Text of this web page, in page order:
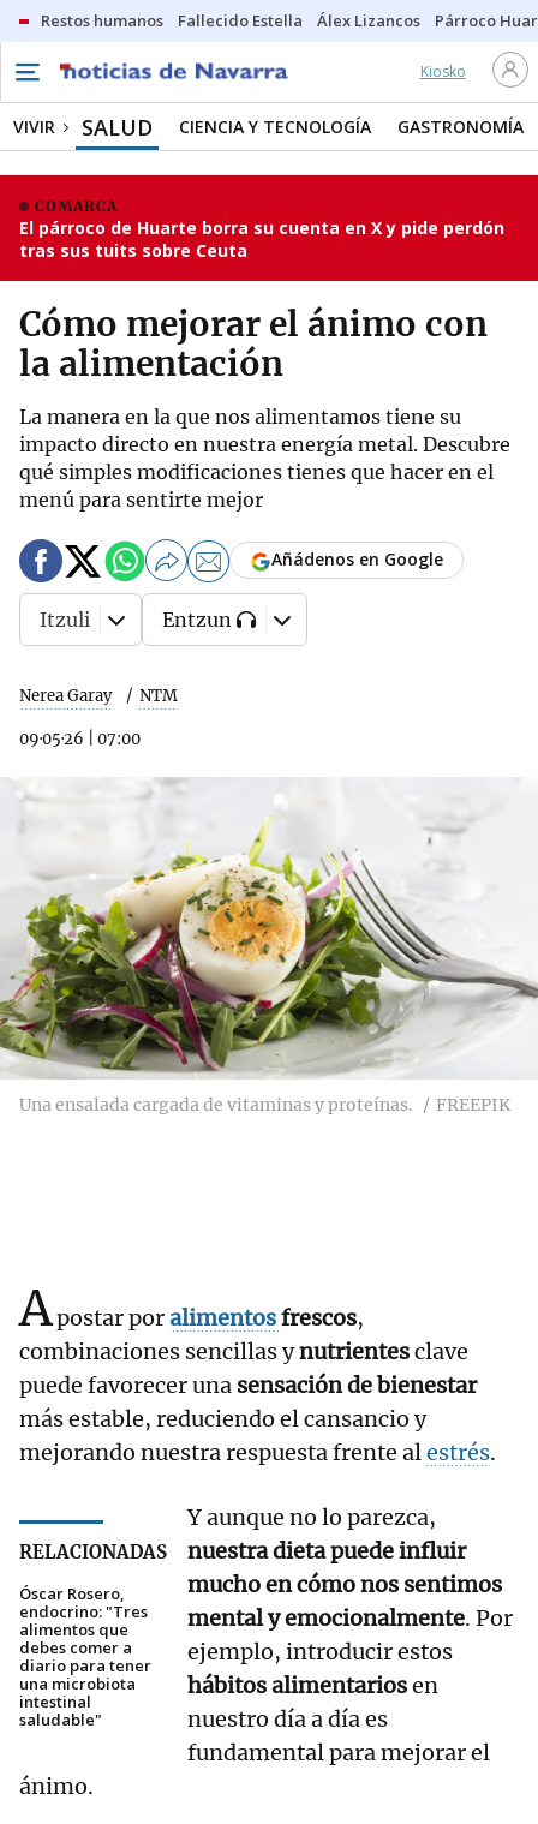
Restos humanos Fallecido Estella Álex Lizancos Párroco
Kiosko
VIVIR SALUD CIENCIA Y TECNOLOGÍA GASTRONOMÍA
COMARCA
El párroco de Huarte borra su cuenta en X y pide perdón
tras sus tuits sobre Ceuta
Cómo mejorar el ánimo con
la alimentación
La manera en la que nos alimentamos tiene su
impacto directo en nuestra energía metal. Descubre
qué simples modificaciones tienes que hacer en el
menú para sentirte mejor
Nerea Garay NTM
09·05·26 07:00
Añádenos en Google
Itzuli Entzun
Una ensalada cargada de vitaminas y proteínas. FREEPIK
Apostar poralimentosfrescos,
combinaciones sencillas ynutrientesclave
puede favorecer una sensación de bienestar
más estable, reduciendo el cansancio y
mejorando nuestra respuesta frente alestrés.
RELACIONADAS
Óscar Rosero,
endocrino: "Tres
alimentos que
debes comer a
diario para tener
una microbiota
intestinal
saludable"
Y aunque no lo parezca,
nuestra dieta puede influir
mucho en cómo nos sentimos
mental y emocionalmente. Por
ejemplo, introducir estos
hábitos alimentariosen
nuestro día a día es
fundamental para mejorar el
ánimo.